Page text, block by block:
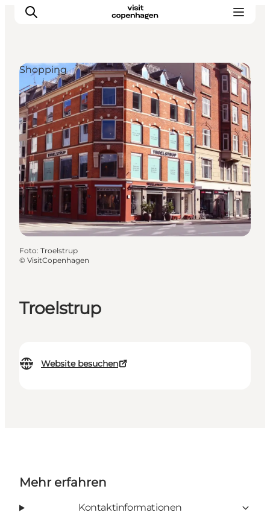
Aktivitäten
Essen und Trinken
Planen
Troelstrup
Website besuchen
Shopping
Foto: Troelstrup
© VisitCopenhagen
Mehr erfahren
Kontaktinformationen